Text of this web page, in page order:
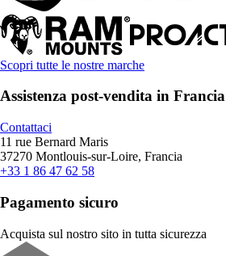
Scopri tutte le nostre marche
Assistenza post-vendita in Francia
Contattaci
11 rue Bernard Maris
37270 Montlouis-sur-Loire, Francia
+33 1 86 47 62 58
Pagamento sicuro
Acquista sul nostro sito in tutta sicurezza